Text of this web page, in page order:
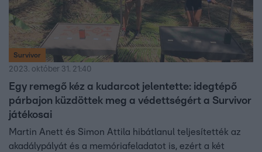
Survivor
2023. október 31. 21:40
Egy remegő kéz a kudarcot jelentette: idegtépő
párbajon küzdöttek meg a védettségért a Survivor
játékosai
Martin Anett és Simon Attila hibátlanul teljesítették az
akadálypályát és a memóriafeladatot is, ezért a két